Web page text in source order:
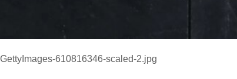
GettyImages-610816346-scaled-2.jpg